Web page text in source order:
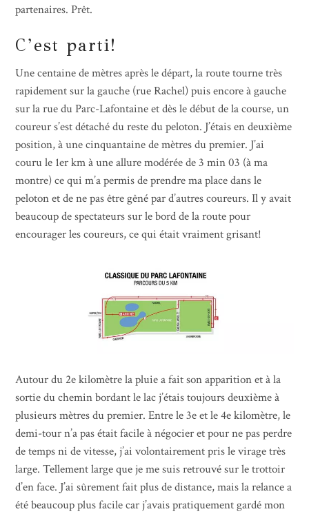
partenaires. Prêt.
C’est parti!
Une centaine de mètres après le départ, la route tourne très
rapidement sur la gauche (rue Rachel) puis encore à gauche
sur la rue du Parc-Lafontaine et dès le début de la course, un
coureur s’est détaché du reste du peloton. J’étais en deuxième
position, à une cinquantaine de mètres du premier. J’ai
couru le 1er km à une allure modérée de 3 min 03 (à ma
montre) ce qui m’a permis de prendre ma place dans le
peloton et de ne pas être gêné par d’autres coureurs. Il y avait
beaucoup de spectateurs sur le bord de la route pour
encourager les coureurs, ce qui était vraiment grisant!
Autour du 2e kilomètre la pluie a fait son apparition et à la
sortie du chemin bordant le lac j’étais toujours deuxième à
plusieurs mètres du premier. Entre le 3e et le 4e kilomètre, le
demi-tour n’a pas était facile à négocier et pour ne pas perdre
de temps ni de vitesse, j’ai volontairement pris le virage très
large. Tellement large que je me suis retrouvé sur le trottoir
d’en face. J’ai sûrement fait plus de distance, mais la relance a
été beaucoup plus facile car j’avais pratiquement gardé mon